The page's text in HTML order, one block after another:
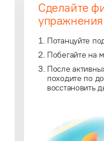
Сделайте
упражнения
Потанцуйте
Побегайте на
После
походите по
восстановить